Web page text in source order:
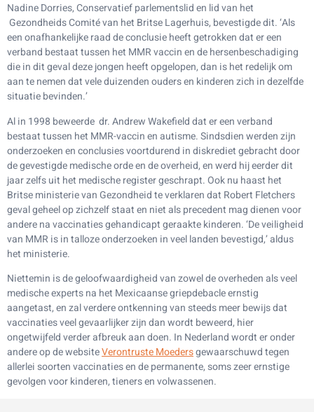
Nadine Dorries, Conservatief parlementslid en lid van het
Gezondheids Comité van het Britse Lagerhuis, bevestigde dit. ‘Als
een onafhankelijke raad de conclusie heeft getrokken dat er een
verband bestaat tussen het MMR vaccin en de hersenbeschadiging
die in dit geval deze jongen heeft opgelopen, dan is het redelijk om
aan te nemen dat vele duizenden ouders en kinderen zich in dezelfde
situatie bevinden.’
Al in 1998 beweerde dr. Andrew Wakefield dat er een verband
bestaat tussen het MMR-vaccin en autisme. Sindsdien werden zijn
onderzoeken en conclusies voortdurend in diskrediet gebracht door
de gevestigde medische orde en de overheid, en werd hij eerder dit
jaar zelfs uit het medische register geschrapt. Ook nu haast het
Britse ministerie van Gezondheid te verklaren dat Robert Fletchers
geval geheel op zichzelf staat en niet als precedent mag dienen voor
andere na vaccinaties gehandicapt geraakte kinderen. ‘De veiligheid
van MMR is in talloze onderzoeken in veel landen bevestigd,’ aldus
het ministerie.
Niettemin is de geloofwaardigheid van zowel de overheden als veel
medische experts na het Mexicaanse griepdebacle ernstig
aangetast, en zal verdere ontkenning van steeds meer bewijs dat
vaccinaties veel gevaarlijker zijn dan wordt beweerd, hier
ongetwijfeld verder afbreuk aan doen. In Nederland wordt er onder
andere op de websiteVerontruste Moedersgewaarschuwd tegen
allerlei soorten vaccinaties en de permanente, soms zeer ernstige
gevolgen voor kinderen, tieners en volwassenen.